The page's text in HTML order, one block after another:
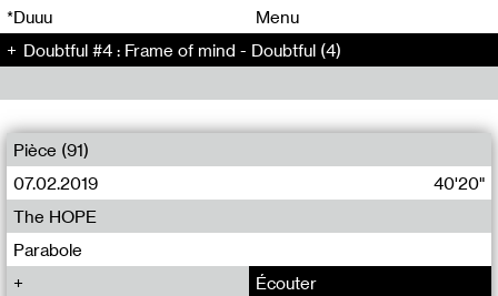
*Duuu
Menu
Doubtful #4 : Frame of mind - Doubtful (4)
Pièce (91)
07.02.2019
40'20"
Parabole
The HOPE
Écouter
00 00
00 00